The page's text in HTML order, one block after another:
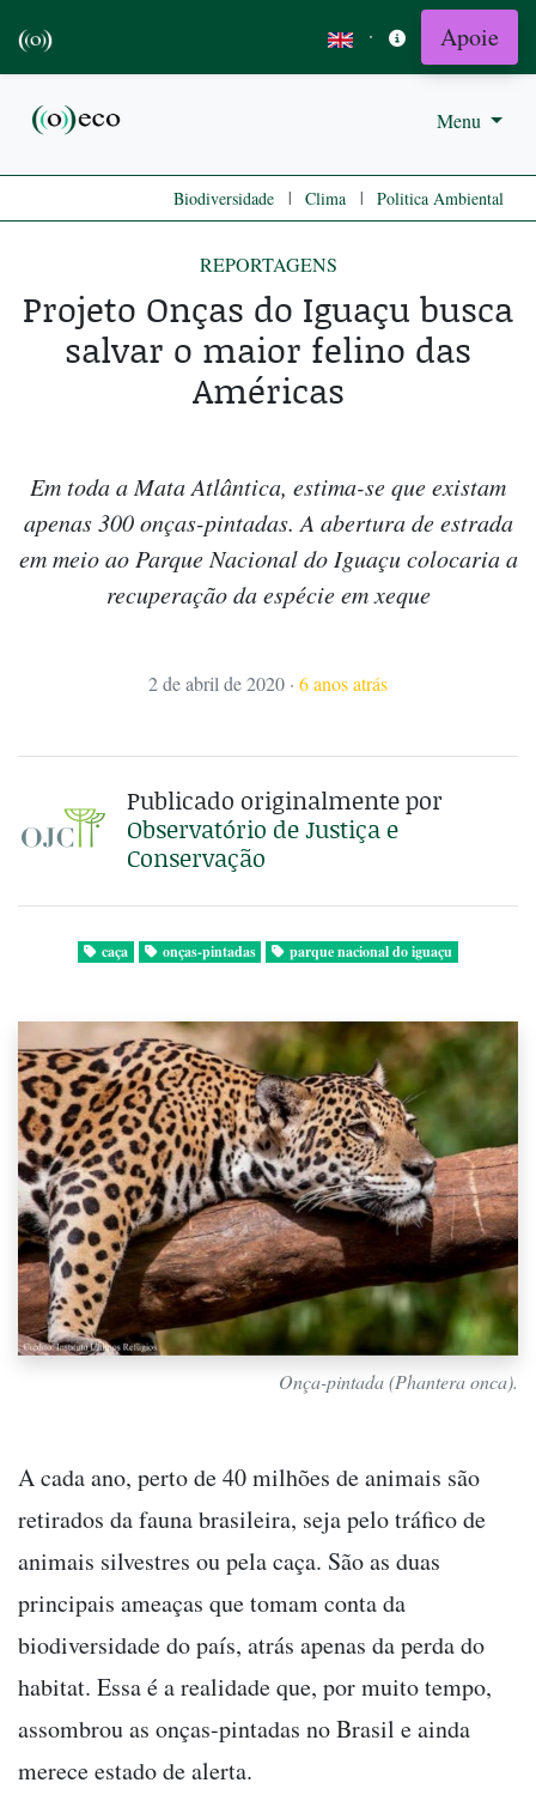
· Apoie
Menu
Biodiversidade | Clima | Politica Ambiental
REPORTAGENS
Projeto Onças do Iguaçu busca
salvar o maior felino das
Américas
Em toda a Mata Atlântica, estima-se que existam
apenas 300 onças-pintadas. A abertura de estrada
em meio ao Parque Nacional do Iguaçu colocaria a
recuperação da espécie em xeque
2 de abril de 2020 · 6 anos atrás
Publicado originalmente por
Observatório de Justiça e
Conservação
caça onças-pintadas parque nacional do iguaçu
Onça-pintada (Phantera onca).
A cada ano, perto de 40 milhões de animais são
retirados da fauna brasileira, seja pelo tráfico de
animais silvestres ou pela caça. São as duas
principais ameaças que tomam conta da
biodiversidade do país, atrás apenas da perda do
habitat. Essa é a realidade que, por muito tempo,
assombrou as onças-pintadas no Brasil e ainda
merece estado de alerta.